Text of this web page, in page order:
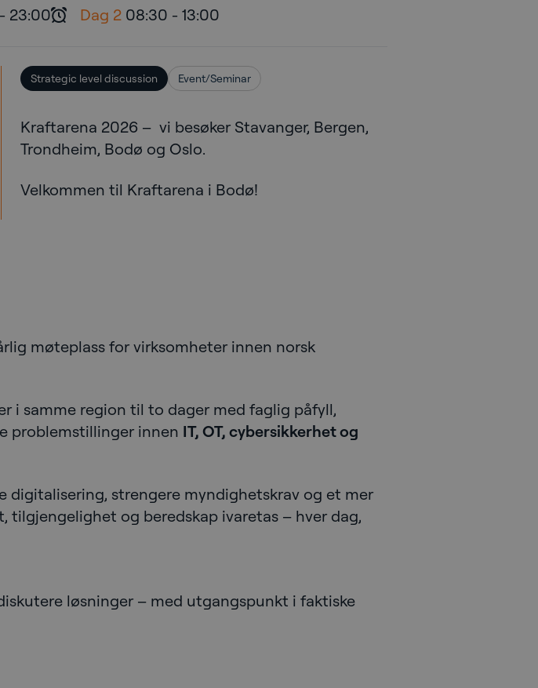
- 23:00 Dag 2 08:30 - 13:00
Strategic level discussion Event/Seminar
Kraftarena 2026 – vi besøker Stavanger, Bergen,
Trondheim, Bodø og Oslo.
Velkommen til Kraftarena i Bodø!
møteplass for virksomheter innen norsk
i samme region til to dager med faglig påfyll,
problemstillinger innen IT, OT, cybersikkerhet og
strengere myndighetskrav og et mer
tilgjengelighet og beredskap ivaretas – hver dag,
løsninger – med utgangspunkt i faktiske